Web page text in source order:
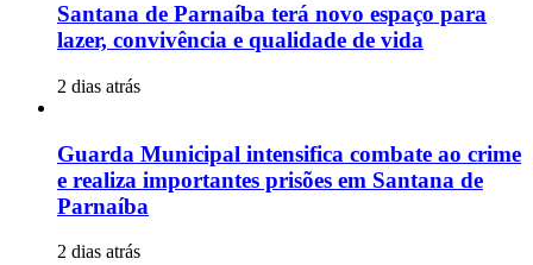
Santana de Parnaíba terá novo espaço para
lazer, convivência e qualidade de vida
2 dias atrás
Guarda Municipal intensifica combate ao crime
e realiza importantes prisões em Santana de
Parnaíba
2 dias atrás